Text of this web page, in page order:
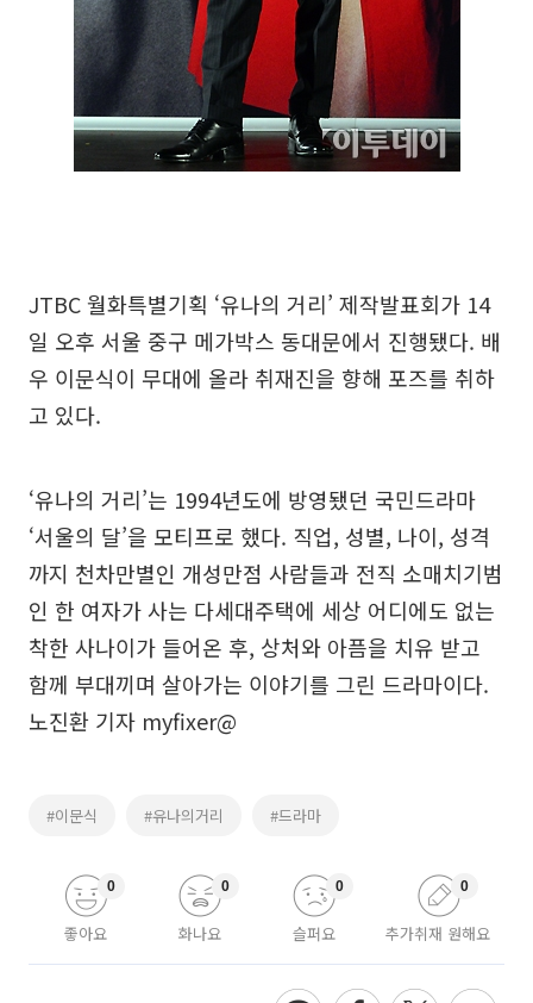
JTBC 월화특별기획 ‘유나의 거리’ 제작발표회가 14
일 오후 서울 중구 메가박스 동대문에서 진행됐다. 배
우 이문식이 무대에 올라 취재진을 향해 포즈를 취하
고 있다.
‘유나의 거리’는 1994년도에 방영됐던 국민드라마
‘서울의 달’을 모티프로 했다. 직업, 성별, 나이, 성격
까지 천차만별인 개성만점 사람들과 전직 소매치기범
인 한 여자가 사는 다세대주택에 세상 어디에도 없는
착한 사나이가 들어온 후, 상처와 아픔을 치유 받고
함께 부대끼며 살아가는 이야기를 그린 드라마이다.
노진환 기자 myfixer@
#이문식 #유나의거리 #드라마
좋아요
0
화나요
0
슬퍼요
0
추가취재 원해요
0